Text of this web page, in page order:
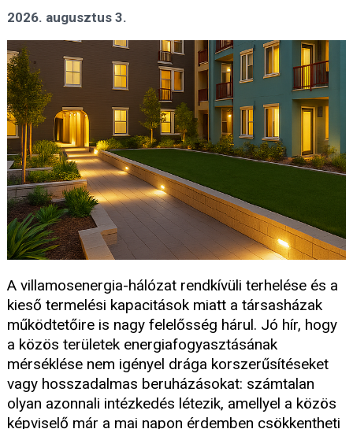
2026. augusztus 3.
A villamosenergia-hálózat rendkívüli terhelése és a
kieső termelési kapacitások miatt a társasházak
működtetőire is nagy felelősség hárul. Jó hír, hogy
a közös területek energiafogyasztásának
mérséklése nem igényel drága korszerűsítéseket
vagy hosszadalmas beruházásokat: számtalan
olyan azonnali intézkedés létezik, amellyel a közös
képviselő már a mai napon érdemben csökkentheti